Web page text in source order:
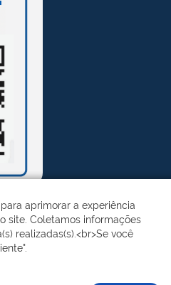
Federal do Piauí
aprimorar a experiência
site. Coletamos informações
realizadas(s).<br>Se você